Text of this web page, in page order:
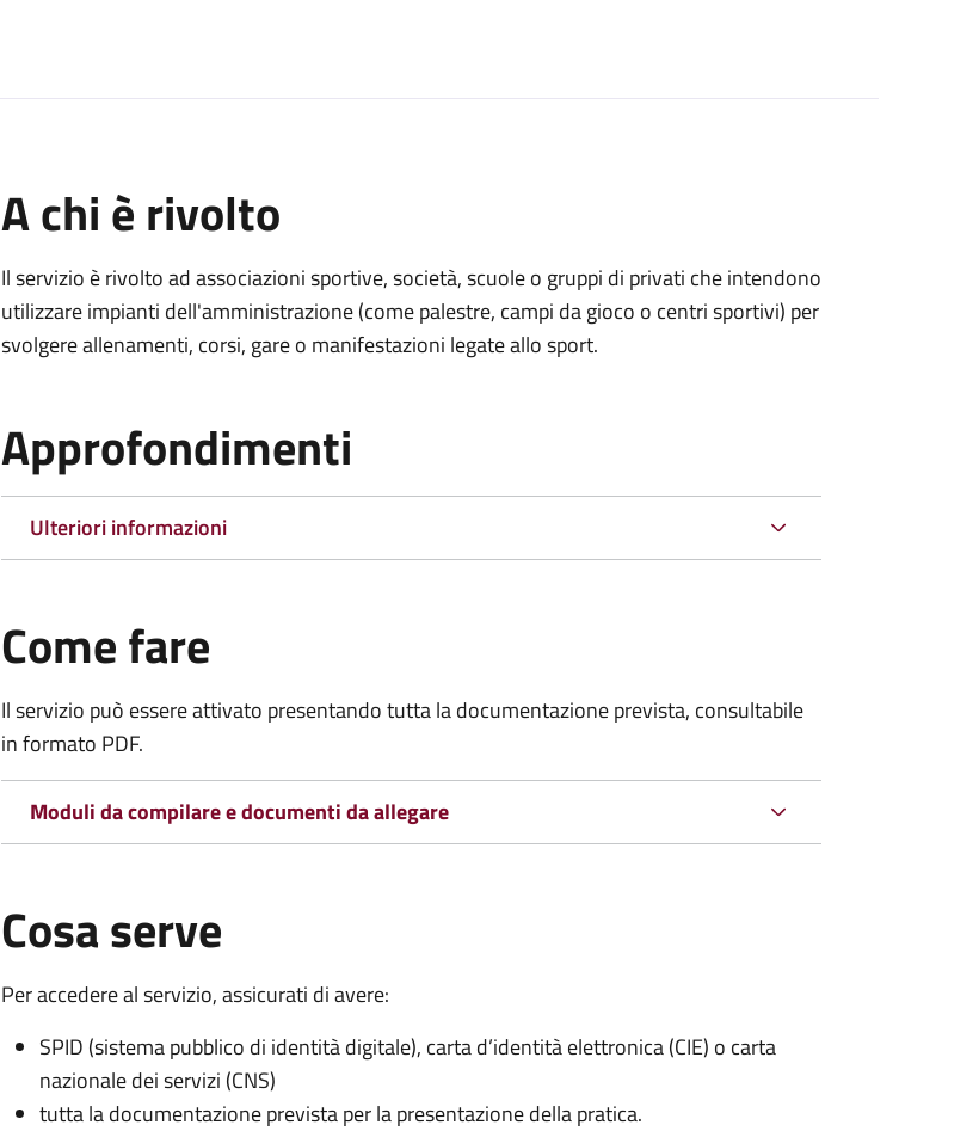
A chi è rivolto
Il servizio è rivolto ad associazioni sportive, società, scuole o gruppi di privati che intendono
utilizzare impianti dell'amministrazione (come palestre, campi da gioco o centri sportivi) per
svolgere allenamenti, corsi, gare o manifestazioni legate allo sport.
Approfondimenti
Ulteriori informazioni
Come fare
Il servizio può essere attivato presentando tutta la documentazione prevista, consultabile
in formato PDF.
Moduli da compilare e documenti da allegare
Cosa serve
Per accedere al servizio, assicurati di avere:
SPID (sistema pubblico di identità digitale), carta d’identità elettronica (CIE) o carta
nazionale dei servizi (CNS)
tutta la documentazione prevista per la presentazione della pratica.